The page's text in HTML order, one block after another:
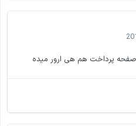
صفحه پرداخت هم هی ارور میده